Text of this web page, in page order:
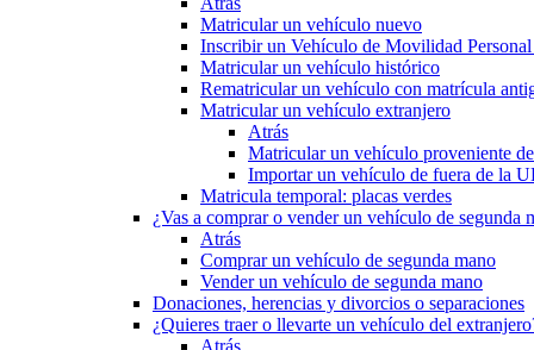
Matricular un vehículo nuevo
Inscribir un Vehículo de Movilidad
Matricular un vehículo histórico
Rematricular un vehículo con matrícula
Matricular un vehículo extranjero
Atrás
Matricular un vehículo proveniente
Importar un vehículo de fuera de la
Matricula temporal: placas verdes
¿Vas a comprar o vender un vehículo de segunda
Atrás
Comprar un vehículo de segunda mano
Vender un vehículo de segunda mano
Donaciones, herencias y divorcios o separaciones
¿Quieres traer o llevarte un vehículo del